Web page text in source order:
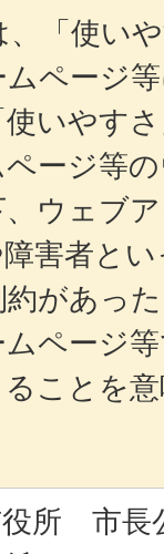
「使い
ページ
いやす
ージ等
ウェブ
害者と
があっ
ページ
ことを
役所 市